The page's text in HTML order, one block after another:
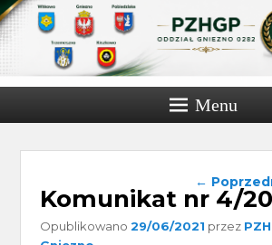
Menu
←
Komunikat nr 4/
Opublikowano 29/06/2021 przez